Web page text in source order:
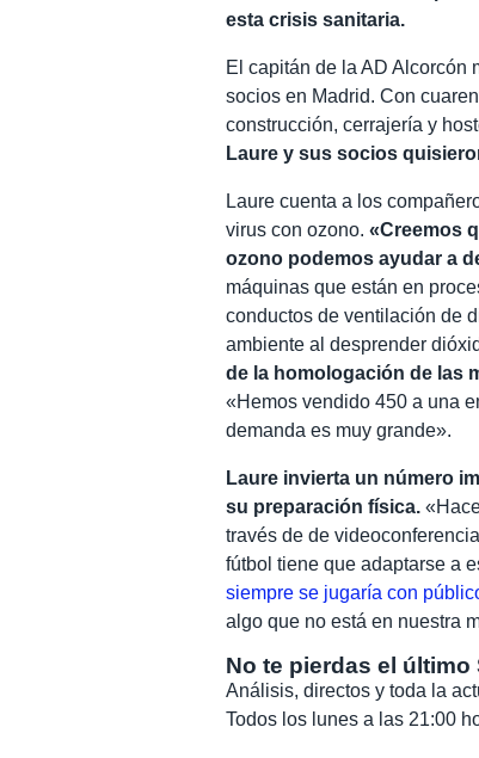
esta crisis sanitaria.
El capitán de la AD Alcorcón
socios en Madrid. Con
construcción, cerrajería y
Laure y sus socios
Laure cuenta a los
virus con ozono. «Creemos
ozono podemos ayudar a
máquinas que están en
conductos de ventilación de
ambiente al desprender
de la homologación de las
«Hemos vendido 450 a una
demanda es muy grande».
Laure invierta un número
su preparación física.
través de de
fútbol tiene que adaptarse a
siempre se jugaría con
algo que no está en nuestra
No te pierdas el último
Análisis, directos y toda la
Todos los lunes a las 21:00